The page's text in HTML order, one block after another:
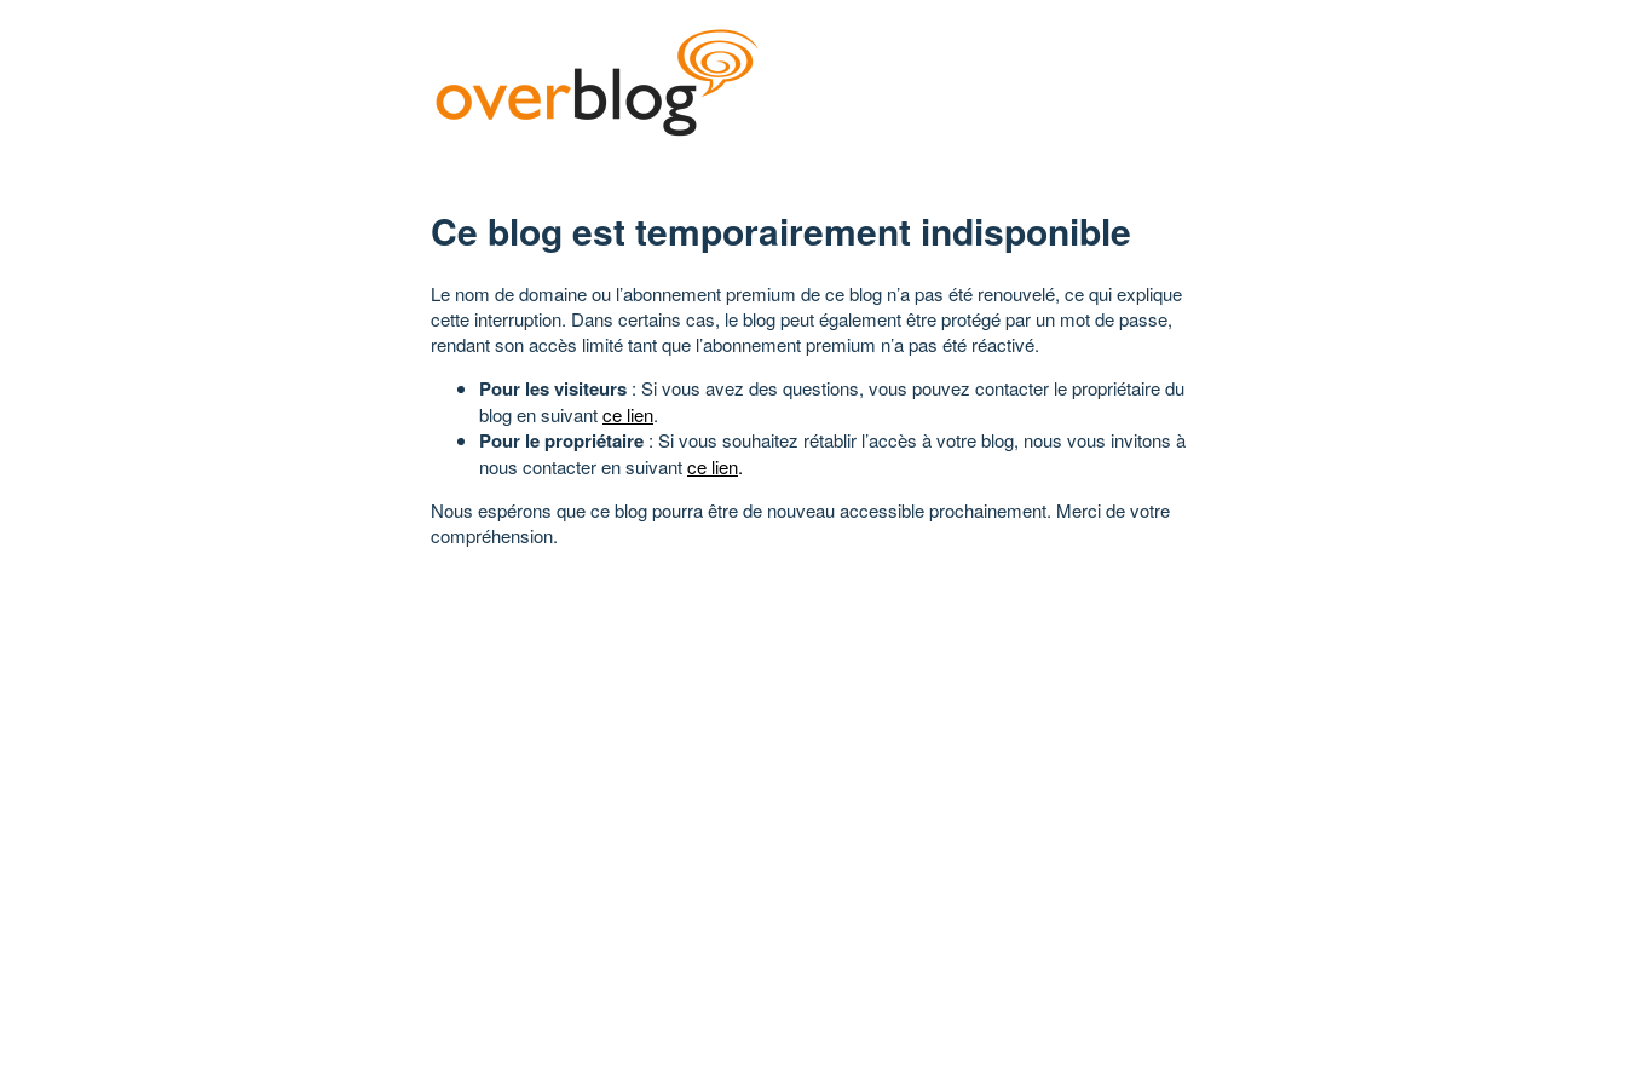
Ce blog est temporairement indisponible
Le nom de domaine ou l’abonnement premium de ce blog n’a pas été renouvelé, ce qui explique
cette interruption. Dans certains cas, le blog peut également être protégé par un mot de passe,
rendant son accès limité tant que l’abonnement premium n’a pas été réactivé.
Pour les visiteurs : Si vous avez des questions, vous pouvez contacter le propriétaire du
blog en suivantce lien.
Pour le propriétaire : Si vous souhaitez rétablir l’accès à votre blog, nous vous invitons à
nous contacter en suivantce lien.
Nous espérons que ce blog pourra être de nouveau accessible prochainement. Merci de votre
compréhension.